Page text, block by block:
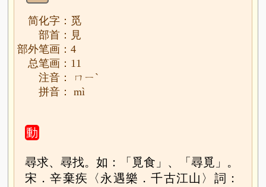
简化字：觅
部首：見
部外笔画：4
总笔画：11
注音： ㄇㄧˋ
拼音： mì
動
尋求、尋找。如：「覓食」、「尋覓」。
宋．辛棄疾〈永遇樂．千古江山〉詞：